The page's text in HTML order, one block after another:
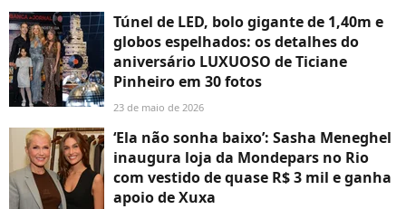
Túnel de LED, bolo gigante de 1,40m e
globos espelhados: os detalhes do
aniversário LUXUOSO de Ticiane
Pinheiro em 30 fotos
23 de maio de 2026
‘Ela não sonha baixo’: Sasha Meneghel
inaugura loja da Mondepars no Rio
com vestido de quase R$ 3 mil e ganha
apoio de Xuxa